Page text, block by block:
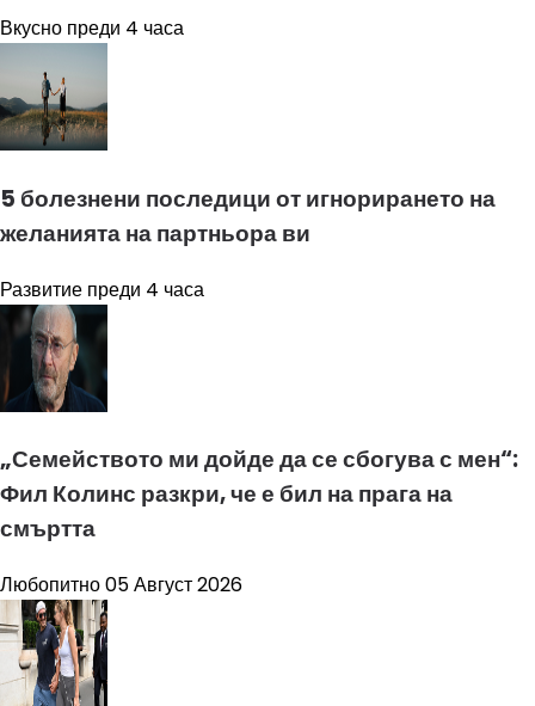
Вкусно преди 4 часа
5 болезнени последици от игнорирането на
желанията на партньора ви
Развитие преди 4 часа
„Семейството ми дойде да се сбогува с мен“:
Фил Колинс разкри, че е бил на прага на
смъртта
Любопитно05 Август 2026